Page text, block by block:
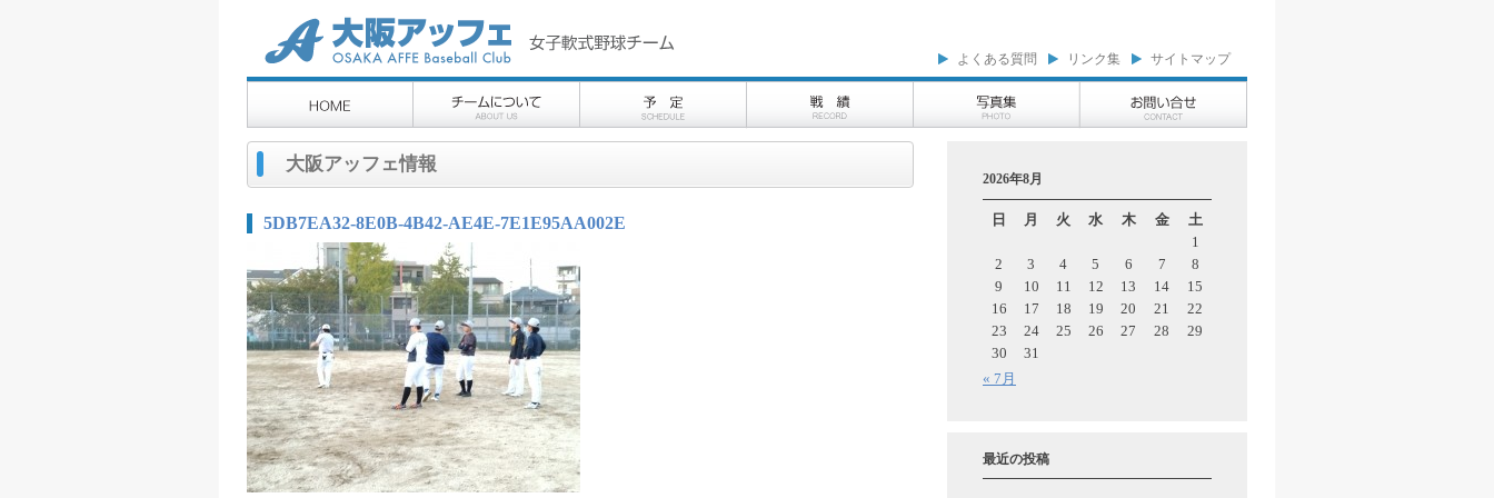
よくある質問 リンク集 サイトマップ
大阪アッフェ情報
5DB7EA32-8E0B-4B42-AE4E-7E1E95AA002E
2026年8月
日 月 火 水 木 金 土
« 7月
1
2
3 4 5 6 7
8
9
10 11 12 13 14
15
16
17 18 19 20 21
22
23
24 25 26 27 28
29
30
31
最近の投稿